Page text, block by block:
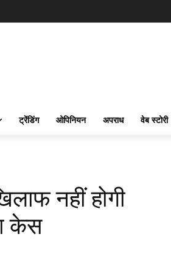
ट्रेंडिंग ओपिनियन अपराध वेब स्टोरी
नहीं होगी
केस